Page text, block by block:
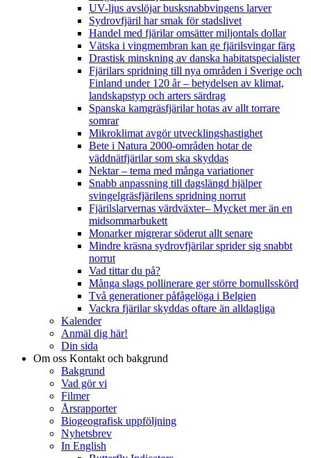
UV-ljus avslöjar busksnabbvingens larver
Sydrovfjäril har smak för stadslivet
Handel med fjärilar omsätter miljontals dollar
Vätska i vingmembran kan ge fjärilsvingar färg
Drastisk minskning av danska habitatspecialister
Fjärilars spridning till nya områden i Sverige och
Finland under 120 år– betydelsen av klimat,
landskapstyp och arters särdrag
Spanska kamgräsfjärilar hotas av allt torrare
somrar
Mikroklimat avgör utvecklingshastighet
Bete i Natura 2000-områden hotar de
väddnätfjärilar som ska skyddas
Nektar – tema med många variationer
Snabb anpassning till dagslängd hjälper
svingelgräsfjärilens spridning norrut
Fjärilslarvernas värdväxter– Mycket mer än en
midsommarbukett
Monarker migrerar söderut allt senare
Mindre kräsna sydrovfjärilar sprider sig snabbt
norrut
Vad tittar du på?
Många slags pollinerare ger större bomullsskörd
Två generationer påfågelöga i Belgien
Vackra fjärilar skyddas oftare än alldagliga
Kalender
Anmäl dig här!
Din sida
Om oss Kontakt och bakgrund
Bakgrund
Vad gör vi
Filmer
Årsrapporter
Biogeografisk uppföljning
Nyhetsbrev
In English